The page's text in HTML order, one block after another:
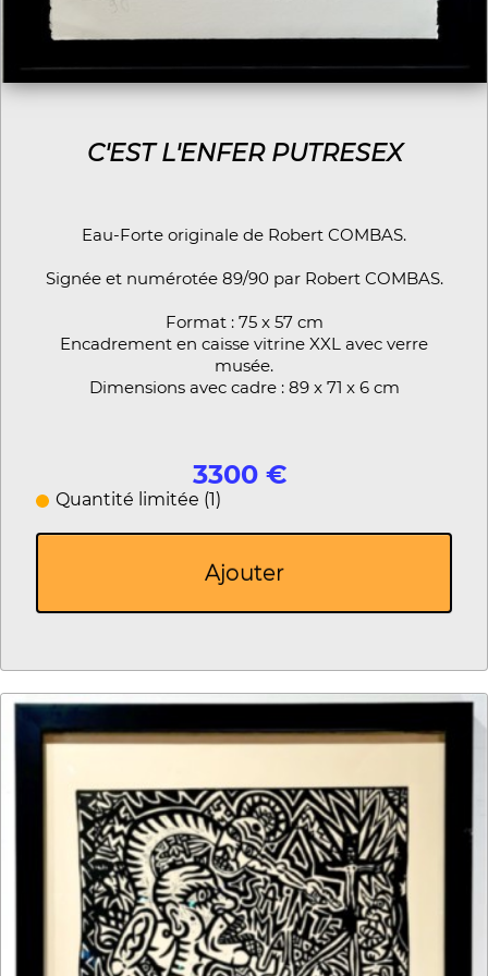
C'EST L'ENFER PUTRESEX
Eau-Forte originale de Robert COMBAS.
Signée et numérotée 89/90 par Robert COMBAS.
Format : 75 x 57 cm
Encadrement en caisse vitrine XXL avec verre
musée.
Dimensions avec cadre : 89 x 71 x 6 cm
3300 €
Quantité limitée (1)
Ajouter